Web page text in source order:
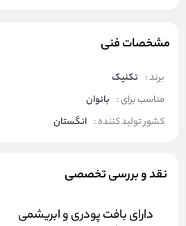
مشخصات فنی
برند : تکنیک
مناسب برای : بانوان
کشور تولید کننده : انگستان
نقد و بررسی تخصصی
دارای بافت پودری و ابریشمی